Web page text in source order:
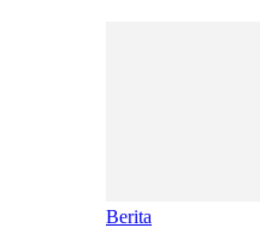
Berita